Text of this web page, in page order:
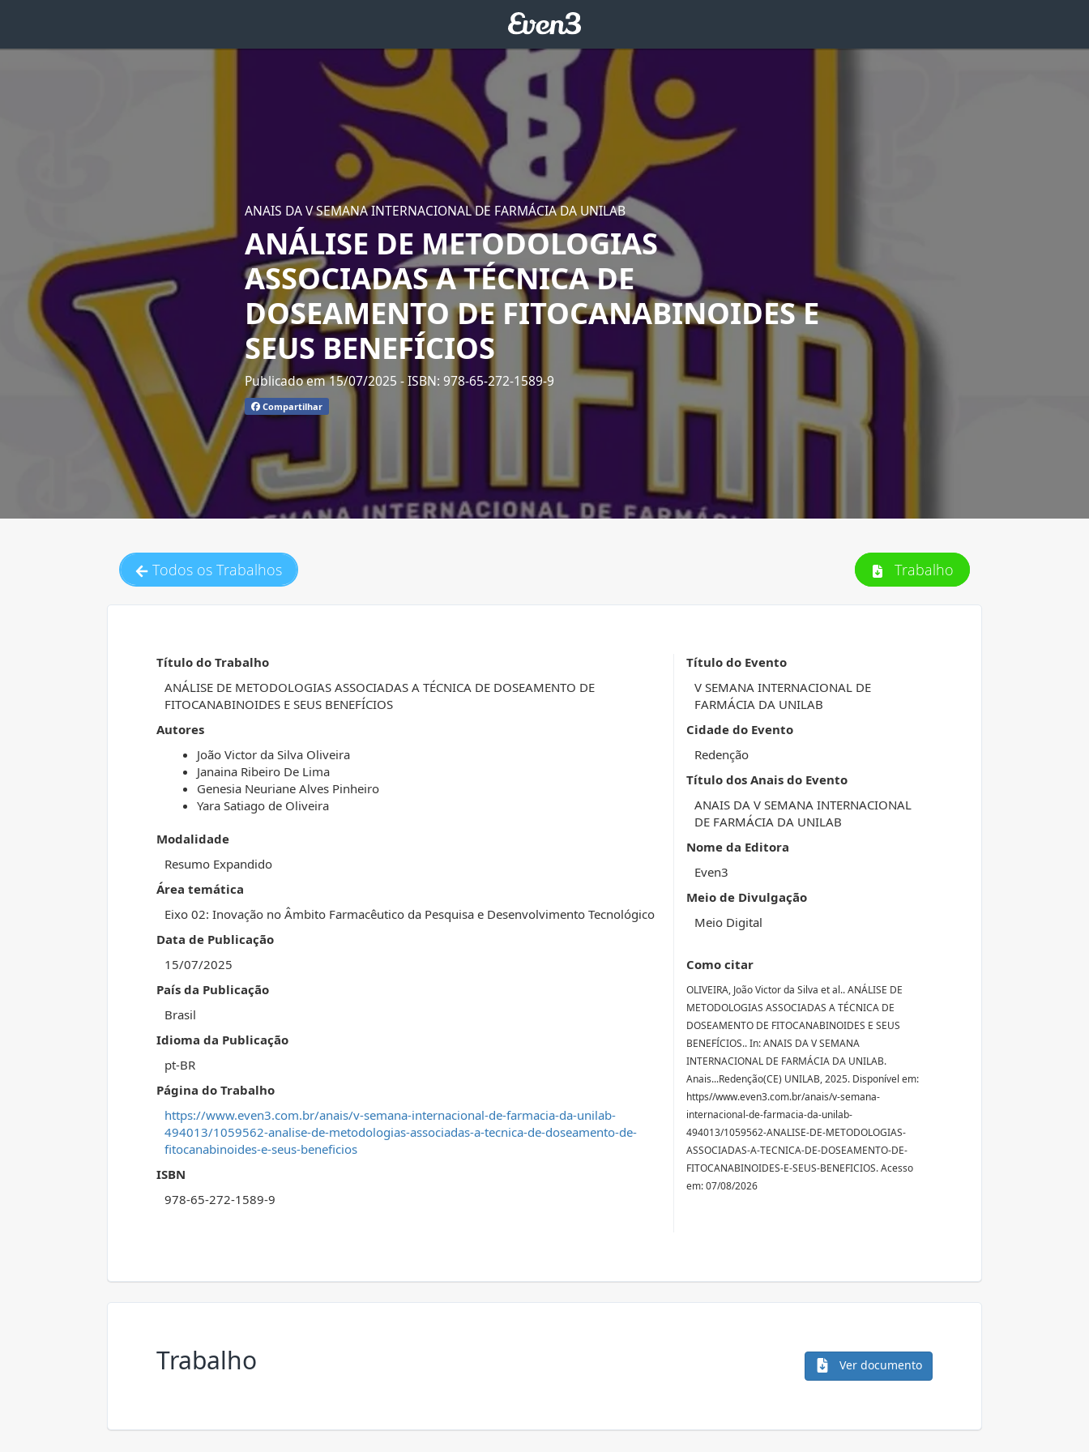
ANAIS DA V SEMANA INTERNACIONAL DE FARMÁCIA DA UNILAB
ANÁLISE DE METODOLOGIAS
ASSOCIADAS A TÉCNICA DE
DOSEAMENTO DE FITOCANABINOIDES E
SEUS BENEFÍCIOS
Publicado em 15/07/2025- ISBN: 978-65-272-1589-9
Compartilhar
Todos os Trabalhos Trabalho
Título do Trabalho
ANÁLISE DE METODOLOGIAS ASSOCIADAS A TÉCNICA DE DOSEAMENTO DE
FITOCANABINOIDES E SEUS BENEFÍCIOS
Autores
João Victor da Silva Oliveira
Janaina Ribeiro De Lima
Genesia Neuriane Alves Pinheiro
Yara Satiago de Oliveira
Modalidade
Resumo Expandido
Área temática
Eixo 02: Inovação no Âmbito Farmacêutico da Pesquisa e Desenvolvimento Tecnológico
Data de Publicação
15/07/2025
País da Publicação
Brasil
Idioma da Publicação
pt-BR
Página do Trabalho
https://www.even3.com.br/anais/v-semana-internacional-de-farmacia-da-unilab-
494013/1059562-analise-de-metodologias-associadas-a-tecnica-de-doseamento-de-
fitocanabinoides-e-seus-beneficios
ISBN
978-65-272-1589-9
Título do Evento
V SEMANA INTERNACIONAL DE
FARMÁCIA DA UNILAB
Cidade do Evento
Redenção
Título dos Anais do Evento
ANAIS DA V SEMANA INTERNACIONAL
DE FARMÁCIA DA UNILAB
Nome da Editora
Even3
Meio de Divulgação
Meio Digital
Como citar
OLIVEIRA, João Victor da Silva et al.. ANÁLISE DE
METODOLOGIAS ASSOCIADAS A TÉCNICA DE
DOSEAMENTO DE FITOCANABINOIDES E SEUS
BENEFÍCIOS.. In: ANAIS DA V SEMANA
INTERNACIONAL DE FARMÁCIA DA UNILAB.
Anais...Redenção(CE) UNILAB, 2025. Disponível em:
https//www.even3.com.br/anais/v-semana-
internacional-de-farmacia-da-unilab-
494013/1059562-ANALISE-DE-METODOLOGIAS-
ASSOCIADAS-A-TECNICA-DE-DOSEAMENTO-DE-
FITOCANABINOIDES-E-SEUS-BENEFICIOS. Acesso
em: 07/08/2026
Trabalho Ver documento